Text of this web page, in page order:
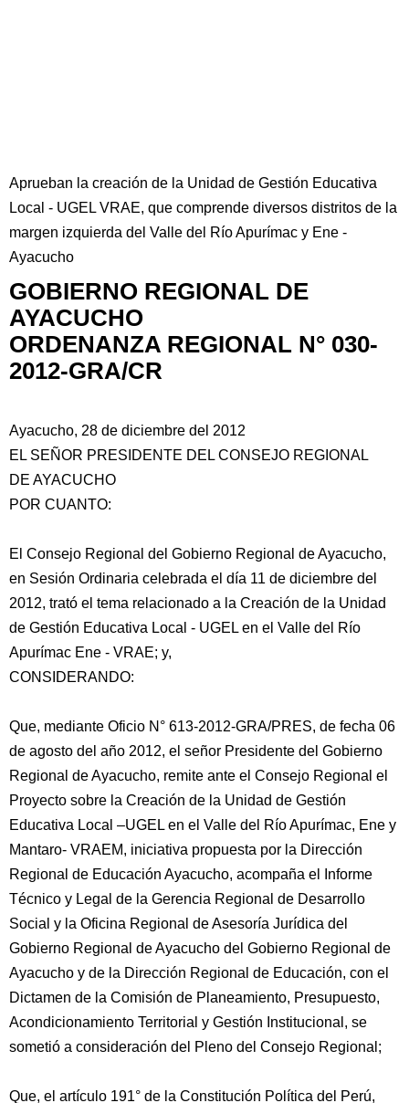
Aprueban la creación de la Unidad de Gestión Educativa
Local - UGEL VRAE, que comprende diversos distritos de la
margen izquierda del Valle del Río Apurímac y Ene -
Ayacucho
GOBIERNO REGIONAL DE
AYACUCHO
ORDENANZA REGIONAL N° 030-
2012-GRA/CR
Ayacucho, 28 de diciembre del 2012
EL SEÑOR PRESIDENTE DEL CONSEJO REGIONAL
DE AYACUCHO
POR CUANTO:
El Consejo Regional del Gobierno Regional de Ayacucho,
en Sesión Ordinaria celebrada el día 11 de diciembre del
2012, trató el tema relacionado a la Creación de la Unidad
de Gestión Educativa Local - UGEL en el Valle del Río
Apurímac Ene - VRAE; y,
CONSIDERANDO:
Que, mediante Oficio N° 613-2012-GRA/PRES, de fecha 06
de agosto del año 2012, el señor Presidente del Gobierno
Regional de Ayacucho, remite ante el Consejo Regional el
Proyecto sobre la Creación de la Unidad de Gestión
Educativa Local –UGEL en el Valle del Río Apurímac, Ene y
Mantaro- VRAEM, iniciativa propuesta por la Dirección
Regional de Educación Ayacucho, acompaña el Informe
Técnico y Legal de la Gerencia Regional de Desarrollo
Social y la Oficina Regional de Asesoría Jurídica del
Gobierno Regional de Ayacucho del Gobierno Regional de
Ayacucho y de la Dirección Regional de Educación, con el
Dictamen de la Comisión de Planeamiento, Presupuesto,
Acondicionamiento Territorial y Gestión Institucional, se
sometió a consideración del Pleno del Consejo Regional;
Que, el artículo 191° de la Constitución Política del Perú,